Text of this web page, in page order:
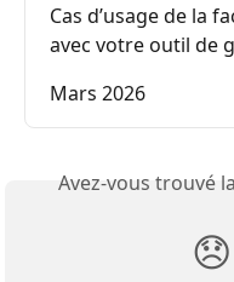
Cas d’usage de la
avec votre outil de
Mars 2026
Avez-vous trouvé
😞